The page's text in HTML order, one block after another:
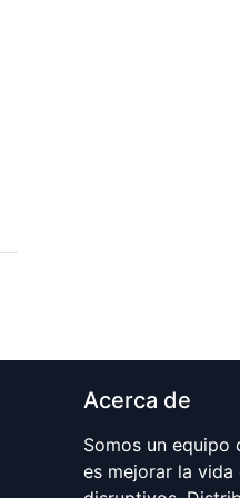
Acerca de
Somos un equipo
es mejorar la